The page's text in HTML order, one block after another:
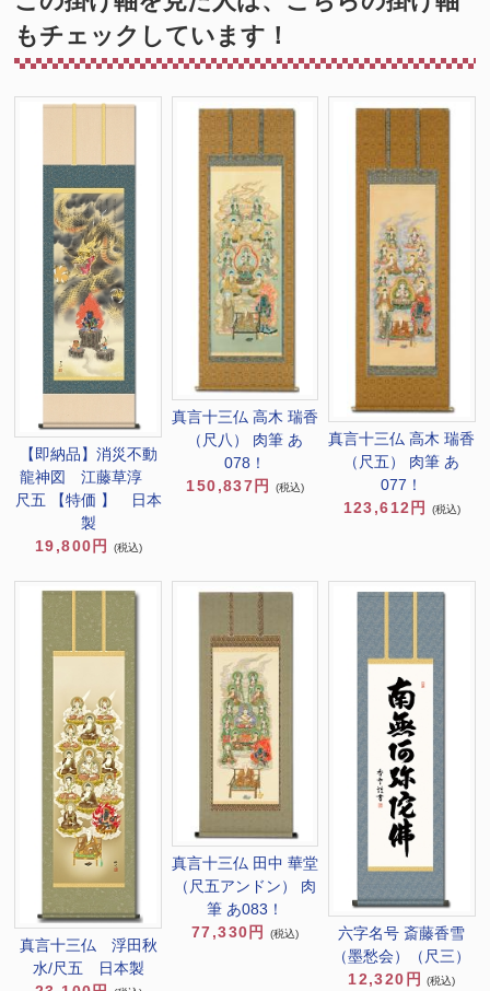
もチェックしています！
【即納品】消災不動
龍神図 江藤草淳
尺五 【特価 】 日本
製
19,800円
(税込)
真言十三仏 高木 瑞香
（尺八） 肉筆 あ
078！
150,837円
(税込)
真言十三仏 高木 瑞香
（尺五） 肉筆 あ
077！
123,612円
(税込)
真言十三仏 浮田秋
水/尺五 日本製
真言十三仏 田中 華堂
（尺五アンドン） 肉
筆 あ083！
77,330円
(税込)
六字名号 斎藤香雪
（墨愁会）（尺三）
12,320円
(税込)